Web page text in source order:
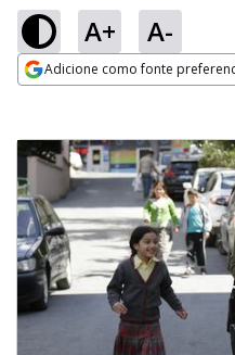
A+ A-
Adicione como fonte